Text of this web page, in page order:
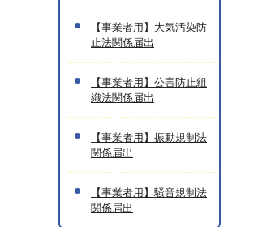
【事業者用】大気汚染防
止法関係届出
【事業者用】公害防止組
織法関係届出
【事業者用】振動規制法
関係届出
【事業者用】騒音規制法
関係届出